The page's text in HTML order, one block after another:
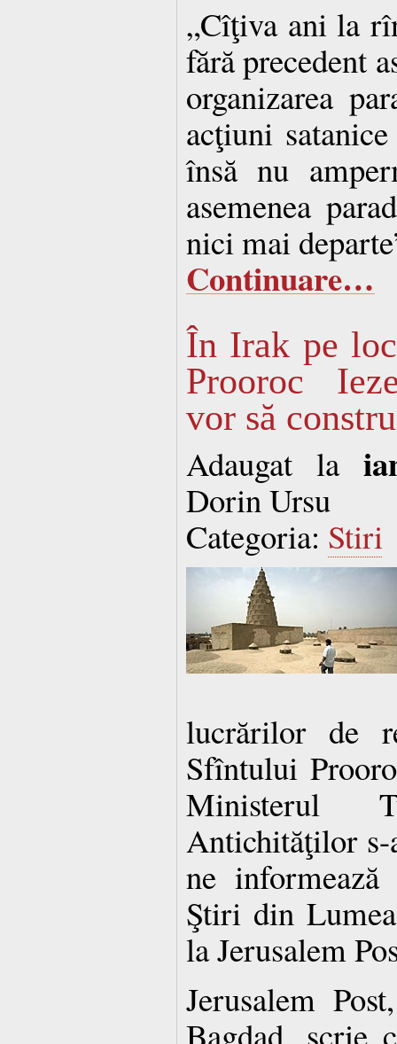
„Cîţiva ani la
fără precedent
organizarea
acţiuni
însă nu
asemenea
nici mai
Continuare…
În Irak pe
Prooroc
vor să
Adaugat la
Dorin Ursu
Categoria: Stiri
lucrărilor de
Sfîntului
Ministerul
Antichităţilor s-
ne
Ştiri din
la Jerusalem
Jerusalem
Bagdad, scrie